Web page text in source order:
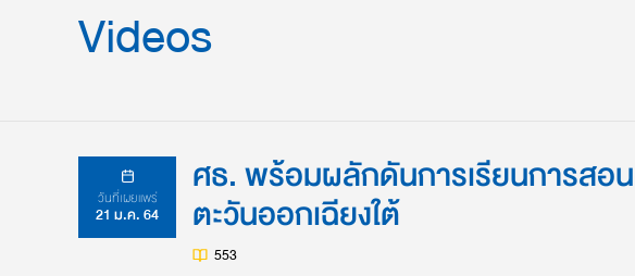
Videos
วันที่เผยแพร่
21 ม.ค. 64
ศธ. พร้อมผลักดันการเรียนการสอน
ตะวันออกเฉียงใต้
553